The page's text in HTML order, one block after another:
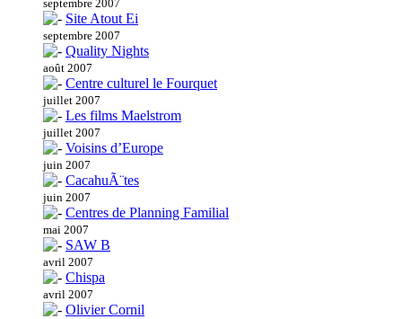
septembre 2007
Site Atout Ei
septembre 2007
Quality Nights
août 2007
Centre culturel le Fourquet
juillet 2007
Les films Maelstrom
juillet 2007
Voisins d’Europe
juin 2007
CacahuÃ¨tes
juin 2007
Centres de Planning Familial
mai 2007
SAW B
avril 2007
Chispa
avril 2007
Olivier Cornil